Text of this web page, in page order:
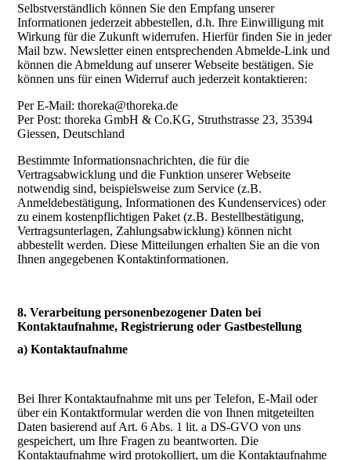
Selbstverständlich können Sie den Empfang unserer
Informationen jederzeit abbestellen, d.h. Ihre Einwilligung mit
Wirkung für die Zukunft widerrufen. Hierfür finden Sie in jeder
Mail bzw. Newsletter einen entsprechenden Abmelde-Link und
können die Abmeldung auf unserer Webseite bestätigen. Sie
können uns für einen Widerruf auch jederzeit kontaktieren:
Per E-Mail: thoreka@thoreka.de
Per Post: thoreka GmbH & Co.KG, Struthstrasse 23, 35394
Giessen, Deutschland
Bestimmte Informationsnachrichten, die für die
Vertragsabwicklung und die Funktion unserer Webseite
notwendig sind, beispielsweise zum Service (z.B.
Anmeldebestätigung, Informationen des Kundenservices) oder
zu einem kostenpflichtigen Paket (z.B. Bestellbestätigung,
Vertragsunterlagen, Zahlungsabwicklung) können nicht
abbestellt werden. Diese Mitteilungen erhalten Sie an die von
Ihnen angegebenen Kontaktinformationen.
8. Verarbeitung personenbezogener Daten bei
Kontaktaufnahme, Registrierung oder Gastbestellung
a) Kontaktaufnahme
Bei Ihrer Kontaktaufnahme mit uns per Telefon, E-Mail oder
über ein Kontaktformular werden die von Ihnen mitgeteilten
Daten basierend auf Art. 6 Abs. 1 lit. a DS-GVO von uns
gespeichert, um Ihre Fragen zu beantworten. Die
Kontaktaufnahme wird protokolliert, um die Kontaktaufnahme